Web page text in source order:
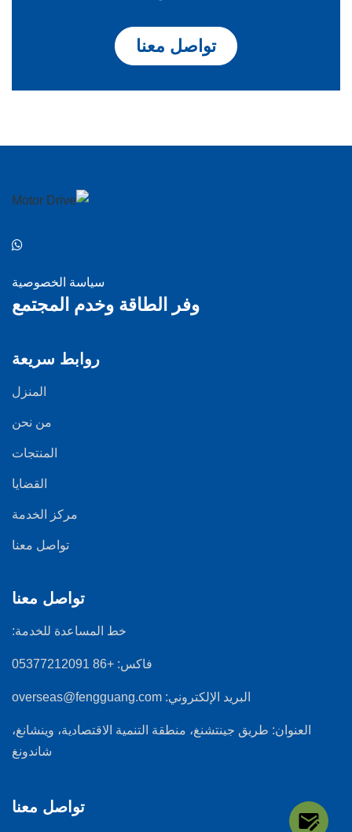
تواصل معنا
سياسة الخصوصية
وفر الطاقة وخدم المجتمع
روابط سريعة
المنزل
من نحن
المنتجات
القضايا
مركز الخدمة
تواصل معنا
تواصل معنا
خط المساعدة للخدمة:
فاكس: +86 05377212091
البريد الإلكتروني: overseas@fengguang.com
العنوان: طريق جينتشنغ، منطقة التنمية الاقتصادية، وينشانغ،
شاندونغ
تواصل معنا